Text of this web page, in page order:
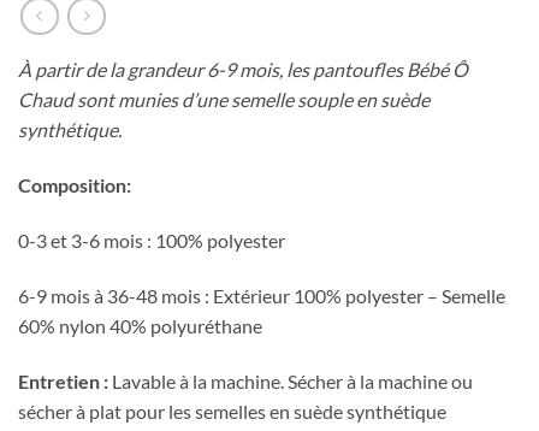
À partir de la grandeur 6-9 mois, les pantoufles Bébé Ô
Chaud sont munies d’une semelle souple en suède
synthétique.
Composition:
0-3 et 3-6 mois : 100% polyester
6-9 mois à 36-48 mois : Extérieur 100% polyester – Semelle
60% nylon 40% polyuréthane
Entretien : Lavable à la machine. Sécher à la machine ou
sécher à plat pour les semelles en suède synthétique